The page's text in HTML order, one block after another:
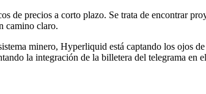
de precios a corto plazo. Se trata de encontrar
camino claro.
minero, Hyperliquid está captando los ojos
la integración de la billetera del telegrama